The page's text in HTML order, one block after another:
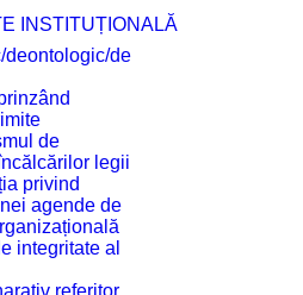
INSTITUȚIONALĂ
deontologic/de
de
legii
privind
agende de
integritate al
referitor